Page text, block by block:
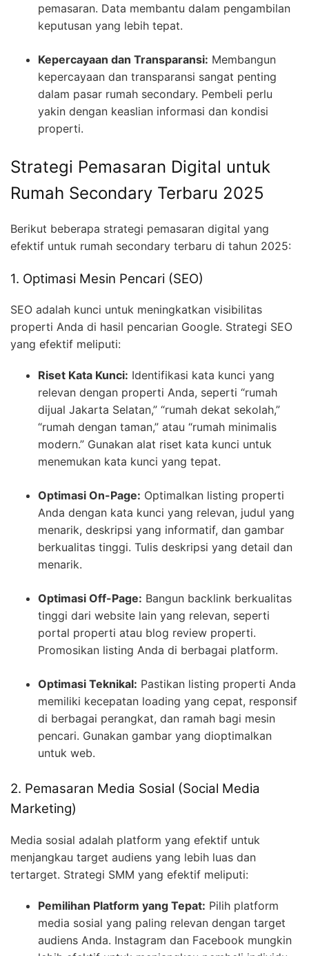
pemasaran. Data membantu dalam pengambilan
keputusan yang lebih tepat.
Kepercayaan dan Transparansi: Membangun
kepercayaan dan transparansi sangat penting
dalam pasar rumah secondary. Pembeli perlu
yakin dengan keaslian informasi dan kondisi
properti.
Strategi Pemasaran Digital untuk
Rumah Secondary Terbaru 2025
Berikut beberapa strategi pemasaran digital yang
efektif untuk rumah secondary terbaru di tahun 2025:
1. Optimasi Mesin Pencari (SEO)
SEO adalah kunci untuk meningkatkan visibilitas
properti Anda di hasil pencarian Google. Strategi SEO
yang efektif meliputi:
Riset Kata Kunci: Identifikasi kata kunci yang
relevan dengan properti Anda, seperti “rumah
dijual Jakarta Selatan,” “rumah dekat sekolah,”
“rumah dengan taman,” atau “rumah minimalis
modern.” Gunakan alat riset kata kunci untuk
menemukan kata kunci yang tepat.
Optimasi On-Page: Optimalkan listing properti
Anda dengan kata kunci yang relevan, judul yang
menarik, deskripsi yang informatif, dan gambar
berkualitas tinggi. Tulis deskripsi yang detail dan
menarik.
Optimasi Off-Page: Bangun backlink berkualitas
tinggi dari website lain yang relevan, seperti
portal properti atau blog review properti.
Promosikan listing Anda di berbagai platform.
Optimasi Teknikal: Pastikan listing properti Anda
memiliki kecepatan loading yang cepat, responsif
di berbagai perangkat, dan ramah bagi mesin
pencari. Gunakan gambar yang dioptimalkan
untuk web.
2. Pemasaran Media Sosial (Social Media
Marketing)
Media sosial adalah platform yang efektif untuk
menjangkau target audiens yang lebih luas dan
tertarget. Strategi SMM yang efektif meliputi:
Pemilihan Platform yang Tepat: Pilih platform
media sosial yang paling relevan dengan target
audiens Anda. Instagram dan Facebook mungkin